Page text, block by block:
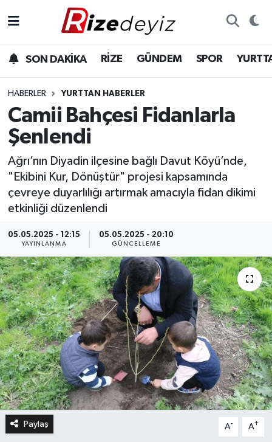
SON DAKİKA RİZE GÜNDEM SPOR
HABERLER YURTTAN HABERLER
Camii Bahçesi Fidanlarla
Şenlendi
Ağrı’nın Diyadin ilçesine bağlı Davut Köyü’nde,
"Ekibini Kur, Dönüştür" projesi kapsamında
çevreye duyarlılığı artırmak amacıyla fidan dikimi
etkinliği düzenlendi
05.05.2025 - 12:15
YAYINLANMA
05.05.2025 - 20:10
GÜNCELLEME
Paylaş A- A+
Gündem
Yurttan Haberler
Ekonomi
Teknoloji
Sağlık
Rize Hava Durumu
Rize Trafik Yoğunluk Haritası
Süper Lig Puan Durumu ve Fikstür
Tüm Manşetler
Son Dakika Haberleri
Haber Arşivi